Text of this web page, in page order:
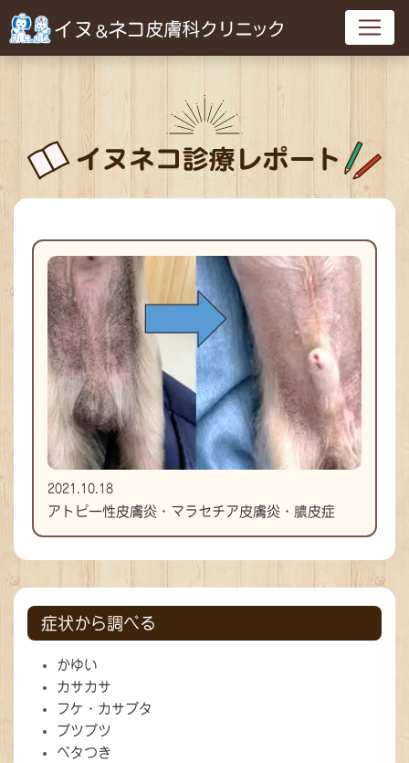
2021.10.18
アトピー性皮膚炎・マラセチア皮膚炎・膿皮症
症状から調べる
かゆい
カサカサ
フケ・カサブタ
ブツブツ
ベタつき